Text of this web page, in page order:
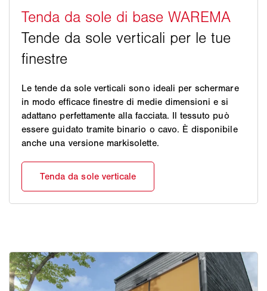
Le tende da sole verticali sono ideali per schermare
in modo efficace finestre di medie dimensioni e si
adattano perfettamente alla facciata. Il tessuto può
essere guidato tramite binario o cavo. È disponibile
anche una versione markisolette.